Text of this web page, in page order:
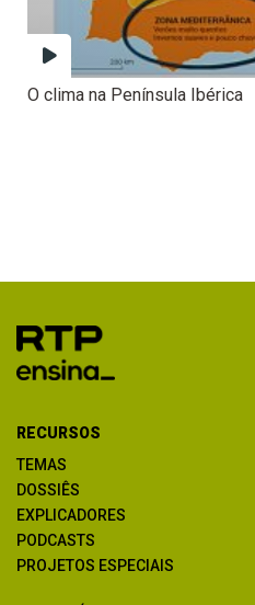
O clima na Península Ibérica
RECURSOS
TEMAS
DOSSIÊS
EXPLICADORES
PODCASTS
PROJETOS ESPECIAIS